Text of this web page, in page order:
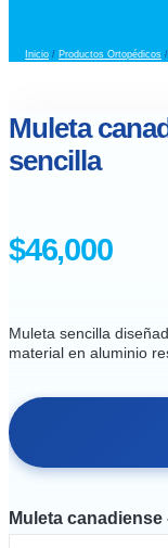
Inicio / Productos Ortopédicos /
Muleta
sencilla
$46,000
Muleta sencilla
material en aluminio
Muleta